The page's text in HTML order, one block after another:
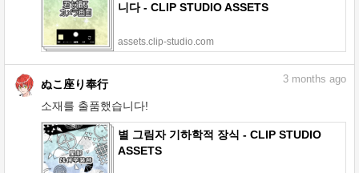
니다 - CLIP STUDIO ASSETS
assets.clip-studio.com
ぬこ座り奉行
소재를 출품했습니다!
3 months ago
별 그림자 기하학적 장식 - CLIP STUDIO
ASSETS